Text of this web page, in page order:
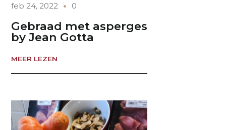
feb 24, 2022 0
Gebraad met asperges
by Jean Gotta
MEER LEZEN